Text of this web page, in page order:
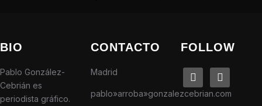
BIO
Pablo González-
Cebrián es
periodista gráfico.
CONTACTO
Madrid
pablo»arroba»gonzalezcebrian.com
FOLLOW
linkedin instagram